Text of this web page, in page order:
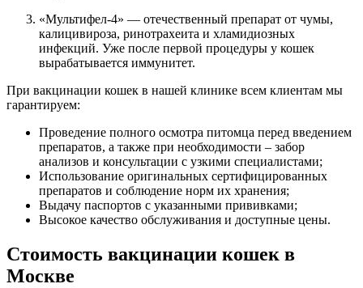
«Мультифел-4» — отечественный препарат от чумы,
калицивироза, ринотрахеита и хламидиозных
инфекций. Уже после первой процедуры у кошек
вырабатывается иммунитет.
При вакцинации кошек в нашей клинике всем клиентам мы
гарантируем:
Проведение полного осмотра питомца перед введением
препаратов, а также при необходимости – забор
анализов и консультации с узкими специалистами;
Использование оригинальных сертифицированных
препаратов и соблюдение норм их хранения;
Выдачу паспортов с указанными прививками;
Высокое качество обслуживания и доступные цены.
Стоимость вакцинации кошек в
Москве